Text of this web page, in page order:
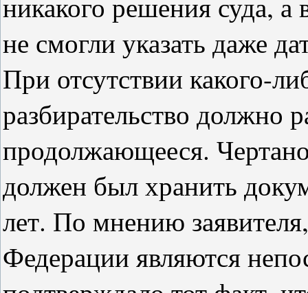
не смогли указать даже
При отсутствии какого-
разбирательство должно
продолжающееся.
должен был хранить
лет. По мнению
Федерации являются